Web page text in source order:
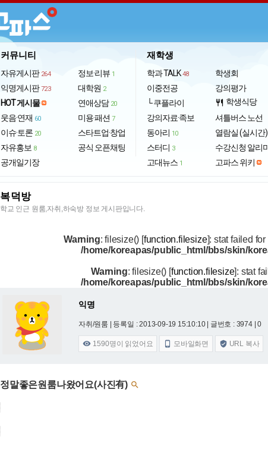
커뮤니티
자유게시판 264
익명게시판 723
HOT 게시물
웃음·연재 60
이슈·토론 20
자유홍보 8
공개일기장
정보·리뷰 1
대학원 2
연애상담 20
미용·패션 7
스타트업·창업
공식 오픈채팅
재학생
학과 TALK 48
이중전공
└ 쿠플라이
강의자료·족보
동아리 10
스터디 3
고대뉴스 1
학생회
강의평가
restaurant 학생식당
셔틀버스 노선
열람실 (실시간)
수강신청 알리
고파스 위키
복덕방
학교 인근 원룸,자취,하숙방 정보 게시판입니다.
Warning: filesize() [function.filesize]: stat failed
/home/koreapas/public_html/bbs/skin/
Warning: filesize() [function.filesize]: stat
/home/koreapas/public_html/bbs/skin/
익명
자취/원룸 | 등록일 : 2013-09-19 15:10:10 | 글번호 : 3974 | 0
 1590명이 읽었어요  모바일화면  URL 복사
정말좋은원룸나왔어요(사진有) 